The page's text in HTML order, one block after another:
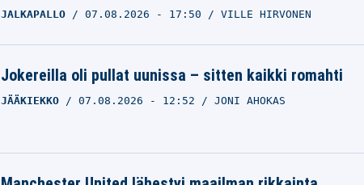
JALKAPALLO 07.08.2026 - 17:50 VILLE HIRVONEN
Jokereilla oli pullat uunissa – sitten kaikki romahti
JÄÄKIEKKO 07.08.2026 - 12:52 JONI AHOKAS